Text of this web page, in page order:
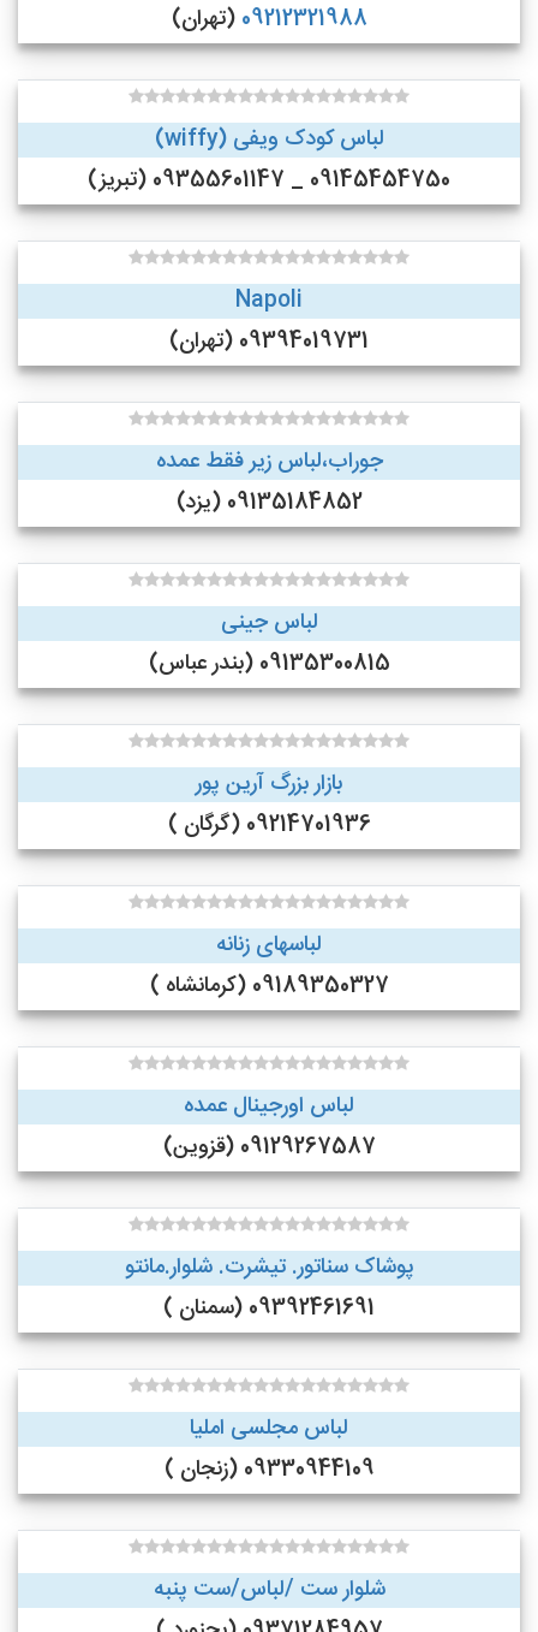
09212321988 (تهران)
لباس کودک ویفی (wiffy)
09145454750 _ 09355601147 (تبریز)
Napoli
09394019731 (تهران)
جوراب،لباس زیر فقط عمده
09135184852 (یزد)
لباس جینی
09135300815 (بندر عباس)
بازار بزرگ آرین پور
09214701936 (گرگان )
لباسهای زنانه
09189350327 (کرمانشاه )
لباس اورجینال عمده
09129267587 (قزوین)
پوشاک سناتور. تیشرت. شلوار.مانتو
09392461691 (سمنان )
لباس مجلسی املیا
09330944109 (زنجان )
شلوار ست /لباس/ست پنبه